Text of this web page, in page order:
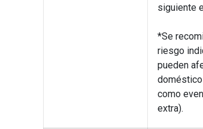
siguiente
*Se
riesgo
pueden
como
extra).